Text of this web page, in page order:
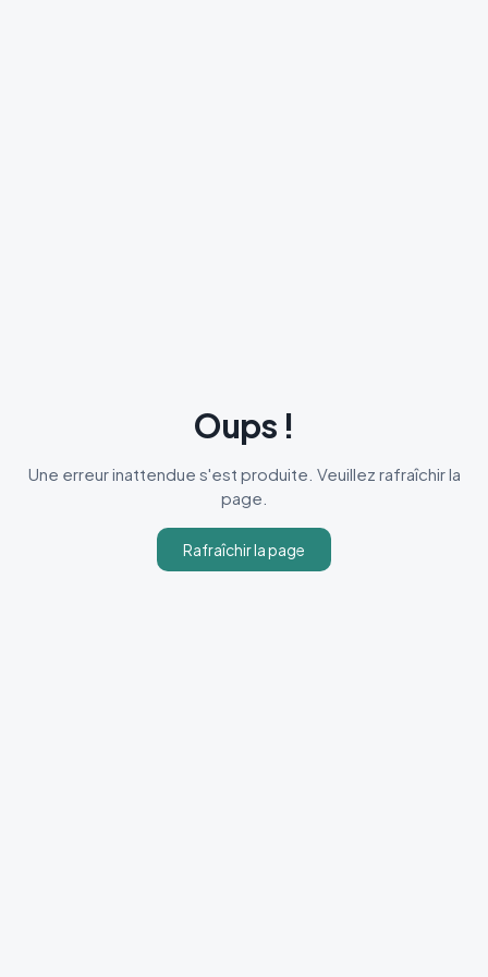
Oups !
Une erreur inattendue s'est produite. Veuillez rafraîchir la
page.
Rafraîchir la page